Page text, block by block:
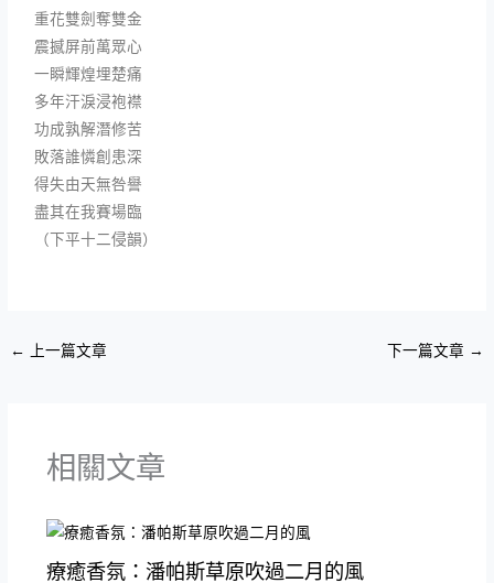
重花雙劍奪雙金
震撼屏前萬眾心
一瞬輝煌埋楚痛
多年汗淚浸袍襟
功成孰解潛修苦
敗落誰憐創患深
得失由天無咎譽
盡其在我賽場臨
（下平十二侵韻）
← 上一篇文章 下一篇文章 →
相關文章
療癒香氛：潘帕斯草原吹過二月的風